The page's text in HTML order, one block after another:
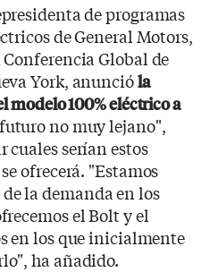
de programas
de General Motors,
Global de
York, anuncióla
modelo 100% eléctrico a
no muy lejano",
cuales serían estos
ofrecerá. "Estamos
la demanda en los
el Bolt y el
en los que inicialmente
ha añadido.